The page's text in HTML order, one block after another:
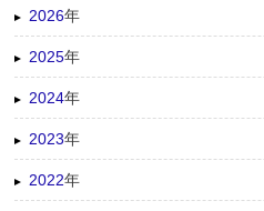
2026年
2025年
2024年
2023年
2022年